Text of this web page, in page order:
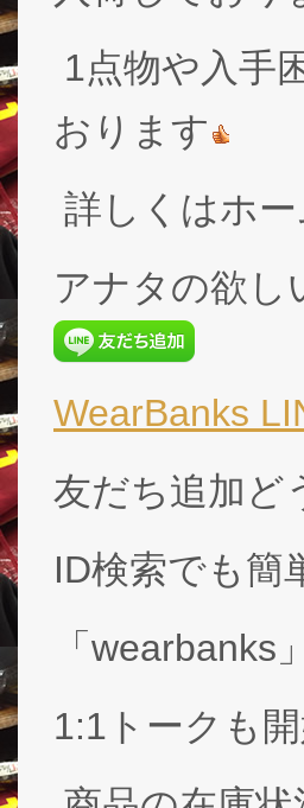
1点物や入手
おります
詳しくはホ
アナタの欲し
WearBanks
友だち追加ど
ID検索でも簡
「
1:1トークも